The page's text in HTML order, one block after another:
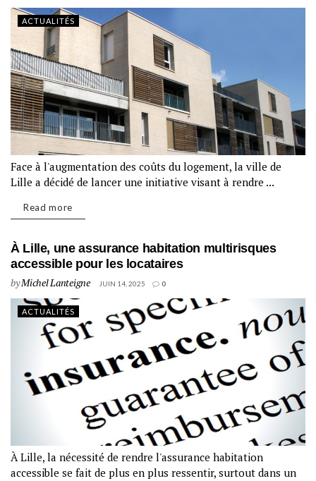
ACTUALITÉS
Face à l'augmentation des coûts du logement, la ville de
Lille a décidé de lancer une initiative visant à rendre ...
Read more
À Lille, une assurance habitation multirisques
accessible pour les locataires
byMichel Lanteigne JUIN 14, 2025 0
ACTUALITÉS
À Lille, la nécessité de rendre l'assurance habitation
accessible se fait de plus en plus ressentir, surtout dans un